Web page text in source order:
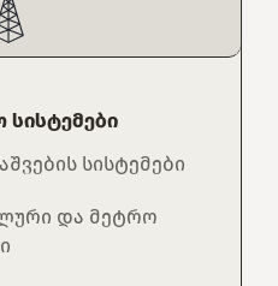
სისტემები
სისტემები
და მეტრო